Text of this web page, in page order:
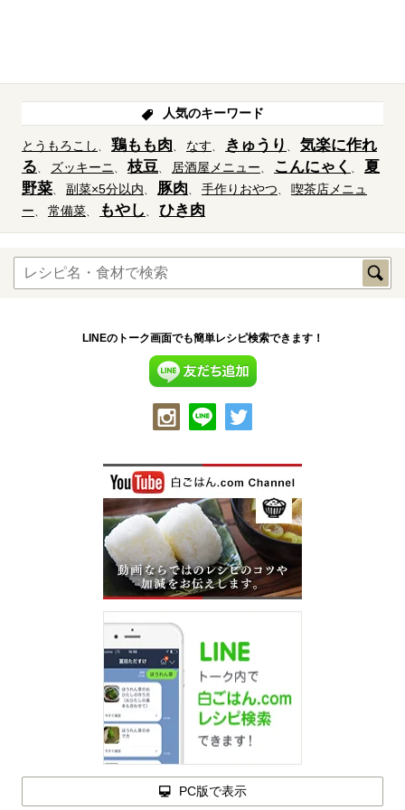
人気のキーワード
とうもろこし 鶏もも肉 なす きゅうり
気楽に作れ
る
ズッキーニ 枝豆 居酒屋メニュー こんにゃく
夏
野菜
副菜×5分以内 豚肉 手作りおやつ
喫茶店メニュ
ー
常備菜 もやし ひき肉
LINEのトーク画面でも簡単レシピ検索できます！
PC版で表示